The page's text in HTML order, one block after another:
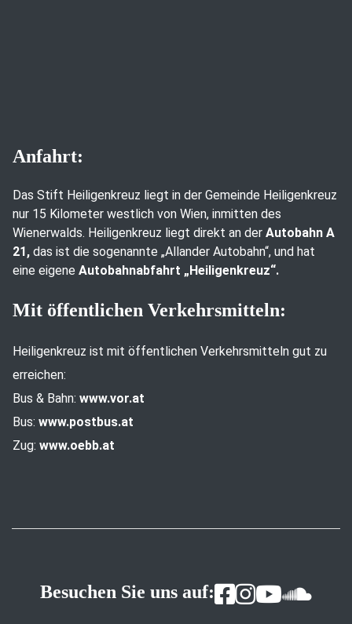
Anfahrt:
Das Stift Heiligenkreuz liegt in der Gemeinde Heiligenkreuz
nur 15 Kilometer westlich von Wien, inmitten des
Wienerwalds. Heiligenkreuz liegt direkt an der Autobahn A
21, das ist die sogenannte „Allander Autobahn“, und hat
eine eigene Autobahnabfahrt „Heiligenkreuz“.
Mit öffentlichen Verkehrsmitteln:
Heiligenkreuz ist mit öffentlichen Verkehrsmitteln gut zu
erreichen:
Bus & Bahn: www.vor.at
Bus: www.postbus.at
Zug: www.oebb.at
Besuchen Sie uns auf: